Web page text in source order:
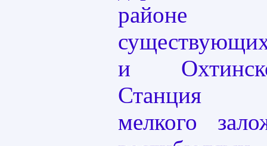
районе
и
Станция
мелкого